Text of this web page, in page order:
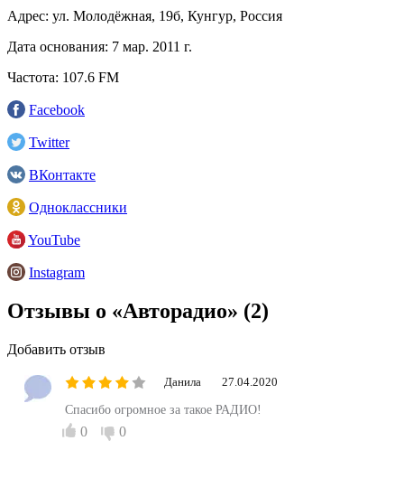
Адрес: ул. Молодёжная, 19б, Кунгур, Россия
Дата основания: 7 мар. 2011 г.
Частота: 107.6 FM
Facebook
Twitter
ВКонтакте
Одноклассники
YouTube
Instagram
Отзывы о «Авторадио» (2)
Добавить отзыв
Данила 27.04.2020
Спасибо огромное за такое РАДИО!
0 0